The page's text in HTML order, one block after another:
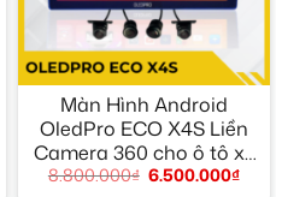
Màn Hình Android
OledPro ECO X4S Liền
Camera 360 cho ô tô xe
hơi
8.800.000₫ 6.500.000₫